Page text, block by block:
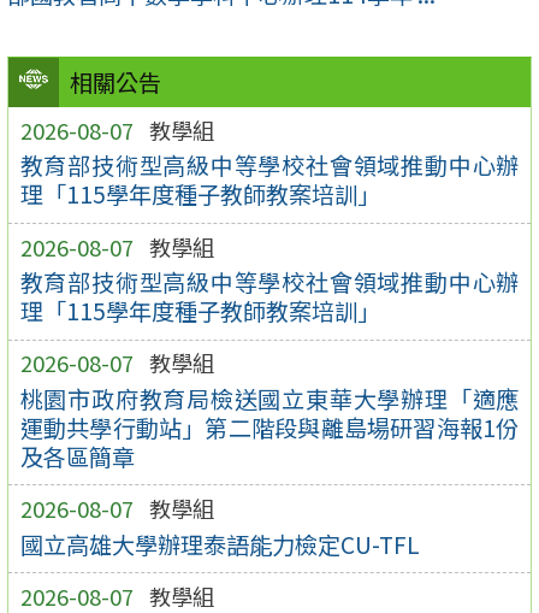
相關公告
2026-08-07 教學組
教育部技術型高級中等學校社會領域推動中心辦
理「115學年度種子教師教案培訓」
2026-08-07 教學組
教育部技術型高級中等學校社會領域推動中心辦
理「115學年度種子教師教案培訓」
2026-08-07 教學組
桃園市政府教育局檢送國立東華大學辦理「適應
運動共學行動站」第二階段與離島場研習海報1份
及各區簡章
2026-08-07 教學組
國立高雄大學辦理泰語能力檢定CU-TFL
2026-08-07 教學組